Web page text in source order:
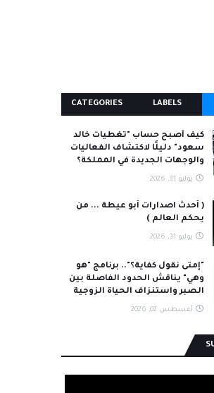
LABELS
CATEGORIES
كيف أصبح حساب "تغطيات خالد
سعود" دليلًا لاكتشاف الفعاليات
والوجهات الجديدة في المملكة؟
يوليو 31, 2026
( أحدث اصدارات أبو عيطة ... من
يحكم العالم )
يوليو 31, 2026
"إمتى نقول كفاية؟".. برنامج "هو
وهي" يناقش الحدود الفاصلة بين
الصبر واستنزاف الحياة الزوجية
أغسطس 02, 2026